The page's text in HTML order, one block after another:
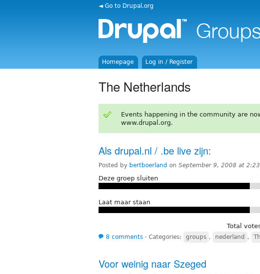
◄ Go to Drupal.org
Homepage Log in / Register
The Netherlands
Events happening in the community are
www.drupal.org.
Als drupal.nl / .be live zijn:
Posted by bertboerland on September 9, 2008 at
Deze groep sluiten
Laat maar staan
Total
8 comments ⋅ Categories: groups , nederland ,
Voor weinig naar Szeged